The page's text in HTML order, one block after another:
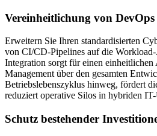
Vereinheitlichung von
Erweitern Sie Ihren standardisierten
von CI/CD-Pipelines auf die
Integration sorgt für einen einheitlichen
Management über den gesamten
Betriebslebenszyklus hinweg, fördert
reduziert operative Silos in hybriden
Schutz bestehender